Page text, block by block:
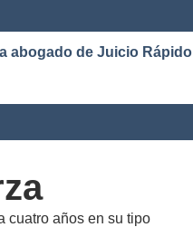
abogado de Juicio Rápido
cuatro años en su tipo